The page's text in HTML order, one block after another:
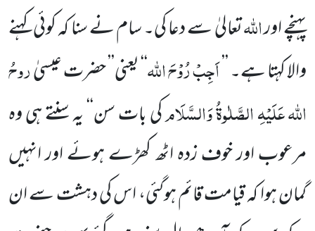
پہنچے اوراللہتعالیٰ سے دعا کی۔ سام نے سنا کہ کوئی کہنے
والا کہتا ہے۔ ’’اَجِبْ رُوْحَ اللہ‘‘ یعنی’’ حضرت عیسیٰروحُ
اللہعَلَیْہِ الصَّلٰوۃُ وَالسَّلَامکی بات سن‘‘ یہ سنتے ہی وہ
مرعوب اور خوف زدہ اٹھ کھڑے ہوئے اور انہیں
گمان ہوا کہ قیامت قائم ہوگئی، اس کی دہشت سے ان